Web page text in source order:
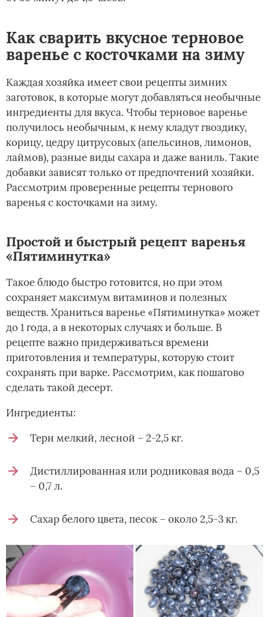
Как сварить вкусное терновое
варенье с косточками на зиму
Каждая хозяйка имеет свои рецепты зимних
заготовок, в которые могут добавляться необычные
ингредиенты для вкуса. Чтобы терновое варенье
получилось необычным, к нему кладут гвоздику,
корицу, цедру цитрусовых (апельсинов, лимонов,
лаймов), разные виды сахара и даже ваниль. Такие
добавки зависят только от предпочтений хозяйки.
Рассмотрим проверенные рецепты тернового
варенья с косточками на зиму.
Простой и быстрый рецепт варенья
«Пятиминутка»
Такое блюдо быстро готовится, но при этом
сохраняет максимум витаминов и полезных
веществ. Храниться варенье «Пятиминутка» может
до 1 года, а в некоторых случаях и больше. В
рецепте важно придерживаться времени
приготовления и температуры, которую стоит
сохранять при варке. Рассмотрим, как пошагово
сделать такой десерт.
Ингредиенты:
Терн мелкий, лесной – 2-2,5 кг.
Дистиллированная или родниковая вода – 0,5
– 0,7 л.
Сахар белого цвета, песок – около 2,5-3 кг.